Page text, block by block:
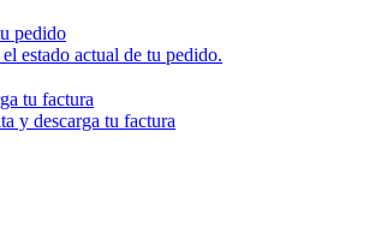
pedido
estado actual de tu pedido.
tu factura
y descarga tu factura